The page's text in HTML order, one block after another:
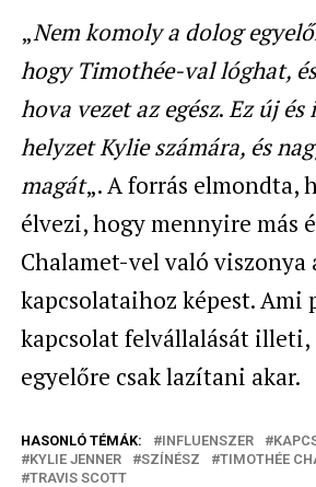
„Nem komoly a dolog
hogy Timothée-val lóghat,
hova vezet az egész.Ez új és
helyzet Kylie számára, és
magát„. A forrás elmondta,
élvezi, hogy mennyire más
Chalamet-vel való viszonya
kapcsolataihoz képest. Ami
kapcsolat felvállalását illeti,
egyelőre csak lazítani akar.
HASONLÓ TÉMÁK: INFLUENSZER
KYLIE JENNER
SZÍNÉSZ
TIMOTHÉE
TRAVIS SCOTT